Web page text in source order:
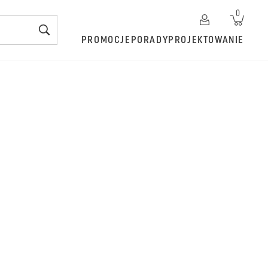
0
PROMOCJE PORADYPROJEKTOWANIE